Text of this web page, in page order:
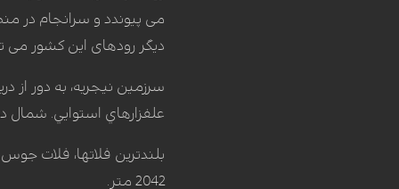
می پیوندد و سرانجام در
دیگر رودهای این کشور می
سرزمين نيجريه، به دور از
علفزارهاي استوايي. شمال
بلندترين فلاتها، فلات
2042 متر.